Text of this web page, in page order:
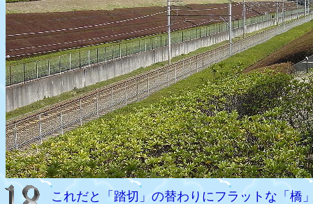
これだと「踏切」の替わりにフラットな「橋